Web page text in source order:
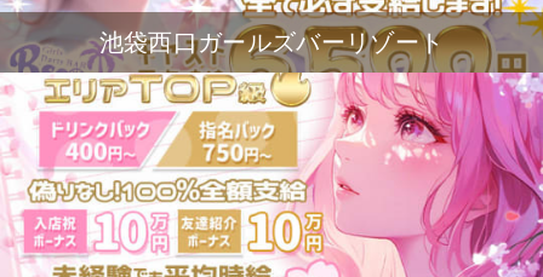
池袋西口ガールズバーリゾート